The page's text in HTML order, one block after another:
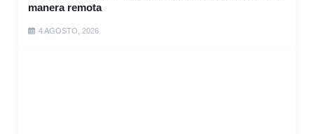
manera remota
4 AGOSTO, 2026